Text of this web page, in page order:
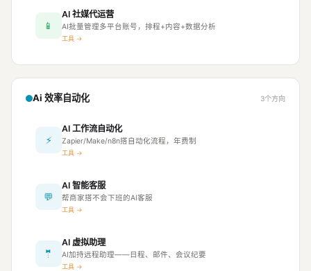
📱
AI 社媒代运营
AI批量管理多平台账号，排程+内容+数据分析
工具 →
Ai 效率自动化 3个方向
⚡
AI 工作流自动化
Zapier/Make/n8n搭自动化流程，年费制
工具 →
💬
AI 智能客服
帮商家搭不会下班的AI客服
工具 →
🤵
AI 虚拟助理
AI加持远程助理——日程、邮件、会议纪要
工具 →